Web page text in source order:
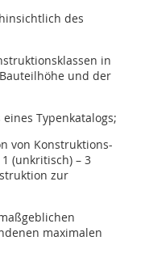
des
in
und der
Typenkatalogs;
von Konstruktions-
(unkritisch) – 3
zur
maximalen